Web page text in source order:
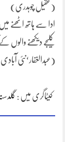
(عقیل چوہدری)
ادا سے ہاتھ اٹھنے
کلیجے دیکھنے والوں کے
(عبدالغفار‘نئی
کیٹاگری میں :